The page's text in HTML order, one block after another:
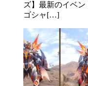
ズ】最新のイベ
ゴシャ[…]